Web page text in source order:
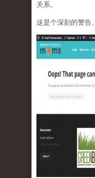
关系。
这是个深刻的警告。